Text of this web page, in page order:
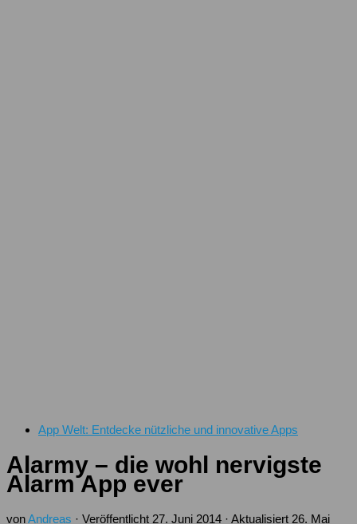
App Welt: Entdecke nützliche und innovative Apps
Alarmy – die wohl nervigste
Alarm App ever
vonAndreas · Veröffentlicht 27. Juni 2014 · Aktualisiert 26. Mai